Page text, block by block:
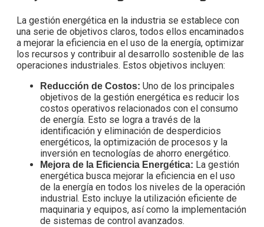
La gestión energética en la industria se establece con
una serie de objetivos claros, todos ellos encaminados
a mejorar la eficiencia en el uso de la energía, optimizar
los recursos y contribuir al desarrollo sostenible de las
operaciones industriales. Estos objetivos incluyen:
Reducción de Costos: Uno de los principales
objetivos de la gestión energética es reducir los
costos operativos relacionados con el consumo
de energía. Esto se logra a través de la
identificación y eliminación de desperdicios
energéticos, la optimización de procesos y la
inversión en tecnologías de ahorro energético.
Mejora de la Eficiencia Energética: La gestión
energética busca mejorar la eficiencia en el uso
de la energía en todos los niveles de la operación
industrial. Esto incluye la utilización eficiente de
maquinaria y equipos, así como la implementación
de sistemas de control avanzados.